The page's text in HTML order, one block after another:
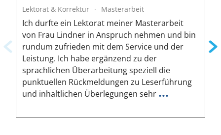
Lektorat & Korrektur · Masterarbeit
Ich durfte ein Lektorat meiner Masterarbeit
von Frau Lindner in Anspruch nehmen und bin
rundum zufrieden mit dem Service und der
Leistung. Ich habe ergänzend zu der
sprachlichen Überarbeitung speziell die
punktuellen Rückmeldungen zu Leserführung
und inhaltlichen Überlegungen sehr ...